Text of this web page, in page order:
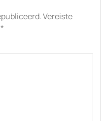
Vereiste
*